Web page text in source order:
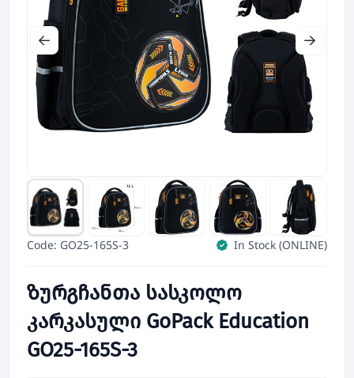
Code: GO25-165S-3 In Stock (ONLINE)
ზურგჩანთა სასკოლო
კარკასული GoPack Education
GO25-165S-3